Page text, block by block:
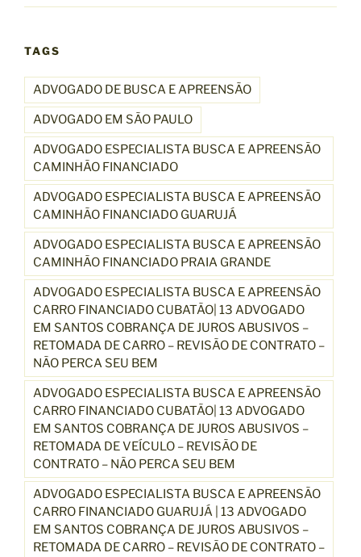
TAGS
ADVOGADO DE BUSCA E APREENSÃO
ADVOGADO EM SÃO PAULO
ADVOGADO ESPECIALISTA BUSCA E APREENSÃO
CAMINHÃO FINANCIADO
ADVOGADO ESPECIALISTA BUSCA E APREENSÃO
CAMINHÃO FINANCIADO GUARUJÁ
ADVOGADO ESPECIALISTA BUSCA E APREENSÃO
CAMINHÃO FINANCIADO PRAIA GRANDE
ADVOGADO ESPECIALISTA BUSCA E APREENSÃO
CARRO FINANCIADO CUBATÃO| 13 ADVOGADO
EM SANTOS COBRANÇA DE JUROS ABUSIVOS –
RETOMADA DE CARRO – REVISÃO DE CONTRATO –
NÃO PERCA SEU BEM
ADVOGADO ESPECIALISTA BUSCA E APREENSÃO
CARRO FINANCIADO CUBATÃO| 13 ADVOGADO
EM SANTOS COBRANÇA DE JUROS ABUSIVOS –
RETOMADA DE VEÍCULO – REVISÃO DE
CONTRATO – NÃO PERCA SEU BEM
ADVOGADO ESPECIALISTA BUSCA E APREENSÃO
CARRO FINANCIADO GUARUJÁ | 13 ADVOGADO
EM SANTOS COBRANÇA DE JUROS ABUSIVOS –
RETOMADA DE CARRO – REVISÃO DE CONTRATO –